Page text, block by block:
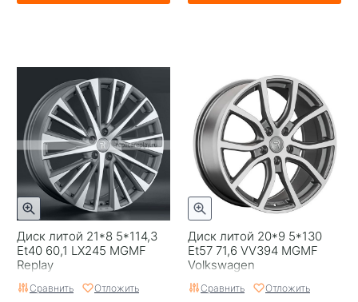
Диск литой 21*8 5*114,3
Et40 60,1 LX245 MGMF
Replay
Сравнить Отложить
Диск литой 20*9 5*130
Et57 71,6 VV394 MGMF
Volkswagen
Сравнить Отложить